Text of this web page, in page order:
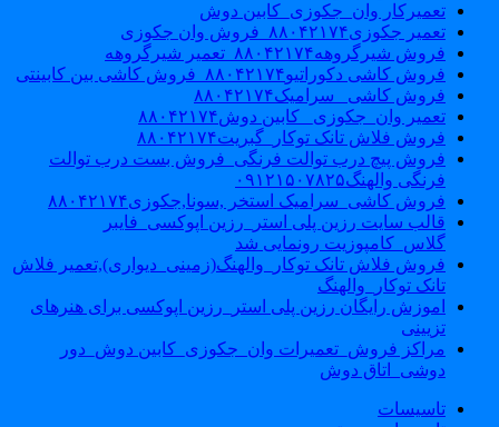
تعمیرکار وان_جکوزی_کابین دوش
تعمیر جکوزی۸۸۰۴۲۱۷۴_فروش وان جکوزی
فروش شیرگروهه۸۸۰۴۲۱۷۴_تعمیر شیرگروهه
فروش کاشی دکوراتیو۸۸۰۴۲۱۷۴_فروش کاشی بین کابینتی
فروش کاشی _سرامیک۸۸۰۴۲۱۷۴
تعمیر وان_جکوزی_ کابین دوش۸۸۰۴۲۱۷۴
فروش فلاش تانک توکار_گبریت۸۸۰۴۲۱۷۴
فروش پیچ درب توالت فرنگی_فروش بست درب توالت
فرنگی والهنگ۰۹۱۲۱۵۰۷۸۲۵
فروش کاشی_سرامیک استخر ,سونا,جکوزی۸۸۰۴۲۱۷۴
قالب سایت رزین پلی استر_رزین اپوکسی_فایبر
گلاس_کامپوزیت رونمایی شد
فروش فلاش تانک توکار_والهنگ(زمینی_دیواری),تعمیر فلاش
تانک توکار_والهنگ
اموزش رایگان رزین پلی استر_رزین اپوکسی برای هنرهای
تزیینی
مراکز فروش_تعمیرات وان_جکوزی_کابین دوش_دور
دوشی_اتاق دوش
تاسیسات